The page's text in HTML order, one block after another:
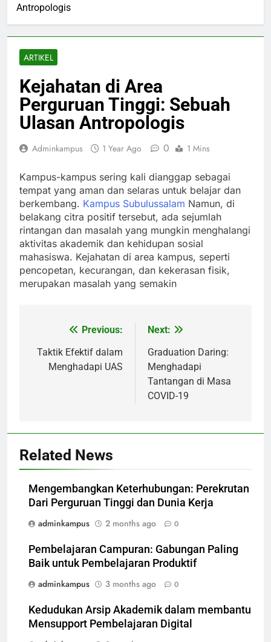
Antropologis
ARTIKEL
Kejahatan di Area
Perguruan Tinggi: Sebuah
Ulasan Antropologis
Adminkampus 1 Year Ago 0 1 Mins
Kampus-kampus sering kali dianggap sebagai
tempat yang aman dan selaras untuk belajar dan
berkembang. Kampus Subulussalam Namun, di
belakang citra positif tersebut, ada sejumlah
rintangan dan masalah yang mungkin menghalangi
aktivitas akademik dan kehidupan sosial
mahasiswa. Kejahatan di area kampus, seperti
pencopetan, kecurangan, dan kekerasan fisik,
merupakan masalah yang semakin
navigation
Previous:
Taktik Efektif dalam
Menghadapi UAS
Next:
Graduation Daring:
Menghadapi
Tantangan di Masa
COVID-19
Related News
Mengembangkan Keterhubungan: Perekrutan
Dari Perguruan Tinggi dan Dunia Kerja
adminkampus
2 months ago 0
Pembelajaran Campuran: Gabungan Paling
Baik untuk Pembelajaran Produktif
adminkampus
3 months ago 0
Kedudukan Arsip Akademik dalam membantu
Mensupport Pembelajaran Digital